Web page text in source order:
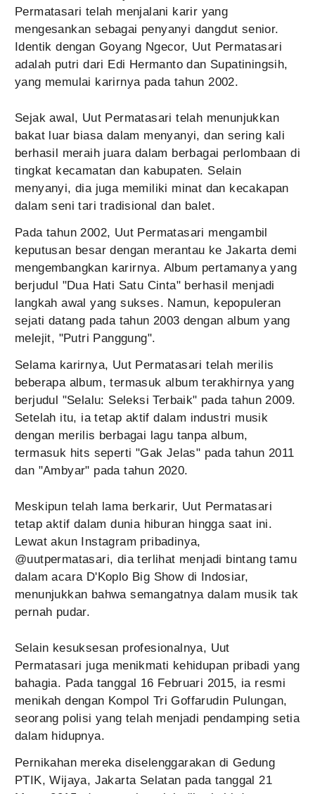
Permatasari telah menjalani karir yang
mengesankan sebagai penyanyi dangdut senior.
Identik dengan Goyang Ngecor, Uut Permatasari
adalah putri dari Edi Hermanto dan Supatiningsih,
yang memulai karirnya pada tahun 2002.
Sejak awal, Uut Permatasari telah menunjukkan
bakat luar biasa dalam menyanyi, dan sering kali
berhasil meraih juara dalam berbagai perlombaan di
tingkat kecamatan dan kabupaten. Selain
menyanyi, dia juga memiliki minat dan kecakapan
dalam seni tari tradisional dan balet.
Pada tahun 2002, Uut Permatasari mengambil
keputusan besar dengan merantau ke Jakarta demi
mengembangkan karirnya. Album pertamanya yang
berjudul "Dua Hati Satu Cinta" berhasil menjadi
langkah awal yang sukses. Namun, kepopuleran
sejati datang pada tahun 2003 dengan album yang
melejit, "Putri Panggung".
Selama karirnya, Uut Permatasari telah merilis
beberapa album, termasuk album terakhirnya yang
berjudul "Selalu: Seleksi Terbaik" pada tahun 2009.
Setelah itu, ia tetap aktif dalam industri musik
dengan merilis berbagai lagu tanpa album,
termasuk hits seperti "Gak Jelas" pada tahun 2011
dan "Ambyar" pada tahun 2020.
Meskipun telah lama berkarir, Uut Permatasari
tetap aktif dalam dunia hiburan hingga saat ini.
Lewat akun Instagram pribadinya,
@uutpermatasari, dia terlihat menjadi bintang tamu
dalam acara D'Koplo Big Show di Indosiar,
menunjukkan bahwa semangatnya dalam musik tak
pernah pudar.
Selain kesuksesan profesionalnya, Uut
Permatasari juga menikmati kehidupan pribadi yang
bahagia. Pada tanggal 16 Februari 2015, ia resmi
menikah dengan Kompol Tri Goffarudin Pulungan,
seorang polisi yang telah menjadi pendamping setia
dalam hidupnya.
Pernikahan mereka diselenggarakan di Gedung
PTIK, Wijaya, Jakarta Selatan pada tanggal 21